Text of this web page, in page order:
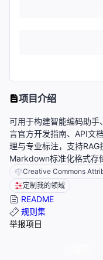
项目介绍
可用于构建智能编码助
言官方开发指南、API文
理与专业标注，支持
Markdown标准化格式存
Creative Commons
定制我的领域
README
规则集
举报项目